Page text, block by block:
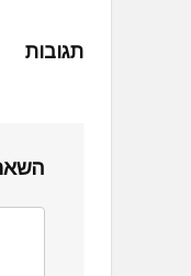
ce
b
k
תגובות